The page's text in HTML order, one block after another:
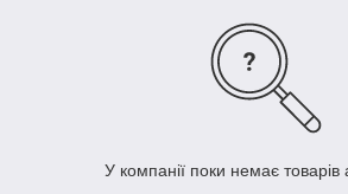
У компанії поки немає товарів